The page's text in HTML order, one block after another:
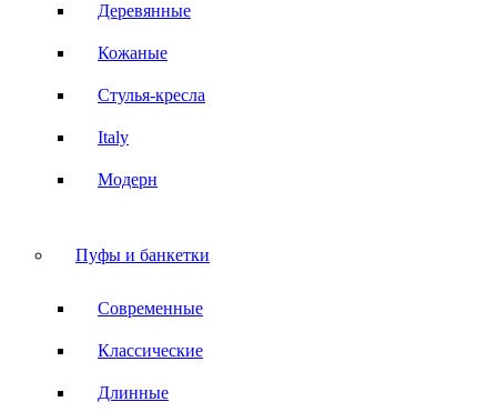
Деревянные
Кожаные
Стулья-кресла
Italy
Модерн
Пуфы и банкетки
Современные
Классические
Длинные